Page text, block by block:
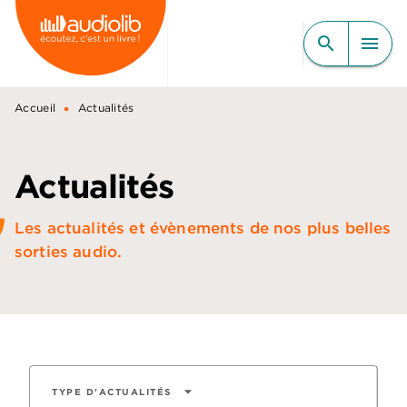
MENU RECHERCHE
CONTENU
PIED DE PAGE
search menu
Accueil • Actualités
Actualités
Les actualités et évènements de nos plus belles
sorties audio.
TYPE D'ACTUALITÉS arrow_drop_down